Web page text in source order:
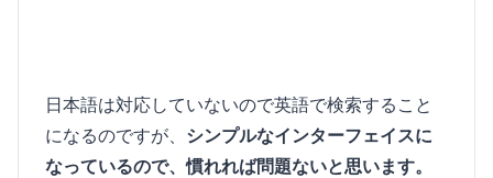
日本語は対応していないので英語で検索すること
になるのですが、 シンプルなインターフェイスに
なっているので、慣れれば問題ないと思います。